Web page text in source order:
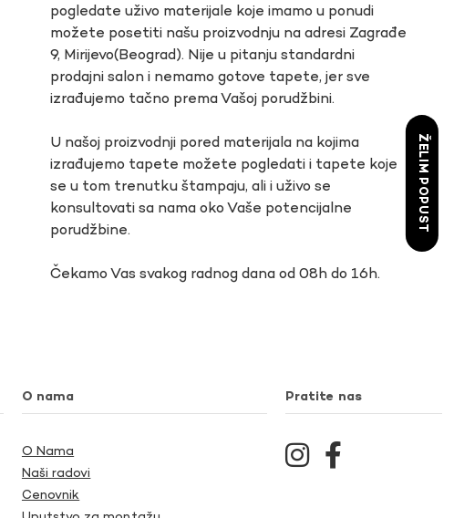
pogledate uživo materijale koje imamo u ponudi
možete posetiti našu proizvodnju na adresi Zagrađe
9, Mirijevo(Beograd). Nije u pitanju standardni
prodajni salon i nemamo gotove tapete, jer sve
izrađujemo tačno prema Vašoj porudžbini.
U našoj proizvodnji pored materijala na kojima
izrađujemo tapete možete pogledati i tapete koje
se u tom trenutku štampaju, ali i uživo se
konsultovati sa nama oko Vaše potencijalne
porudžbine.
Čekamo Vas svakog radnog dana od 08h do 16h.
O nama
O Nama
Naši radovi
Cenovnik
Pratite nas
ŽELIM POPUST